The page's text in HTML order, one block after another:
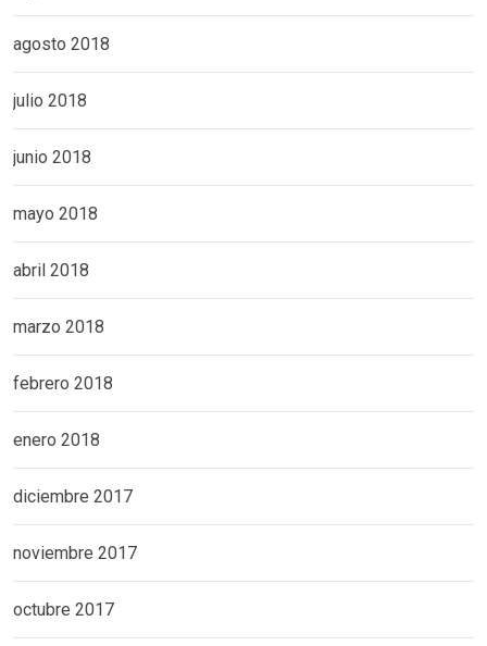
agosto 2018
julio 2018
junio 2018
mayo 2018
abril 2018
marzo 2018
febrero 2018
enero 2018
diciembre 2017
noviembre 2017
octubre 2017